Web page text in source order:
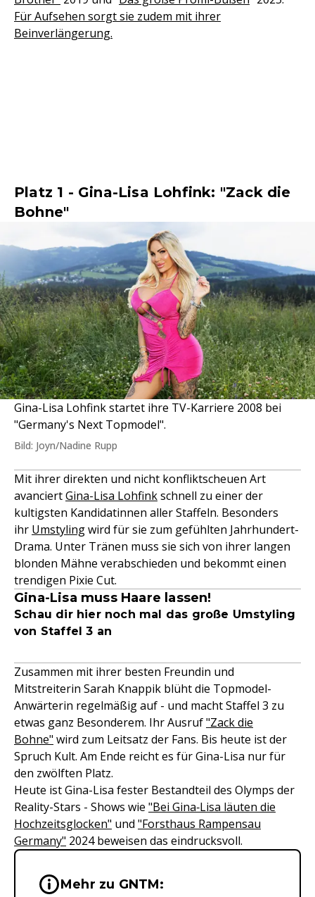
Für Aufsehen sorgt sie zudem mit ihrer
Beinverlängerung.
Platz 1 - Gina-Lisa Lohfink: "Zack die
Bohne"
Gina-Lisa Lohfink startet ihre TV-Karriere 2008 bei
"Germany's Next Topmodel".
Bild: Joyn/Nadine Rupp
Mit ihrer direkten und nicht konfliktscheuen Art
avanciertGina-Lisa Lohfinkschnell zu einer der
kultigsten Kandidatinnen aller Staffeln. Besonders
ihr Umstylingwird für sie zum gefühlten Jahrhundert-
Drama. Unter Tränen muss sie sich von ihrer langen
blonden Mähne verabschieden und bekommt einen
trendigen Pixie Cut.
Gina-Lisa muss Haare lassen!
Schau dir hier noch mal das große Umstyling
von Staffel 3 an
Zusammen mit ihrer besten Freundin und
Mitstreiterin Sarah Knappik blüht die Topmodel-
Anwärterin regelmäßig auf - und macht Staffel 3 zu
etwas ganz Besonderem. Ihr Ausruf"Zack die
Bohne" wird zum Leitsatz der Fans. Bis heute ist der
Spruch Kult. Am Ende reicht es für Gina-Lisa nur für
den zwölften Platz.
Heute ist Gina-Lisa fester Bestandteil des Olymps der
Reality-Stars - Shows wie "Bei Gina‑Lisa läuten die
Hochzeitsglocken" und "Forsthaus Rampensau
Germany" 2024 beweisen das eindrucksvoll.
Wichtige Hinweise &
Mehr zu GNTM: